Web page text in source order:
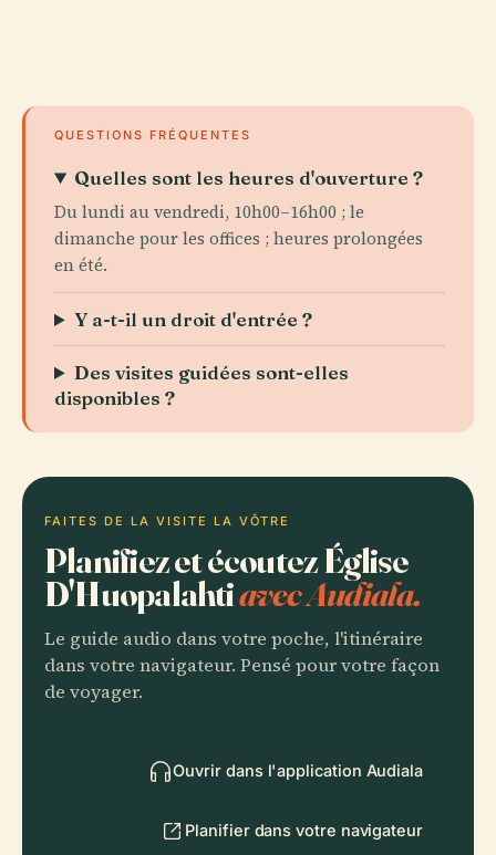
QUESTIONS FRÉQUENTES
Quelles sont les heures d'ouverture ?
Du lundi au vendredi, 10h00–16h00 ; le
dimanche pour les offices ; heures prolongées
en été.
Y a-t-il un droit d'entrée ?
Des visites guidées sont-elles
disponibles ?
FAITES DE LA VISITE LA VÔTRE
Planifiez et écoutez Église
D'Huopalahtiavec Audiala.
Le guide audio dans votre poche, l'itinéraire
dans votre navigateur. Pensé pour votre façon
de voyager.
Ouvrir dans l'application Audiala
Planifier dans votre navigateur